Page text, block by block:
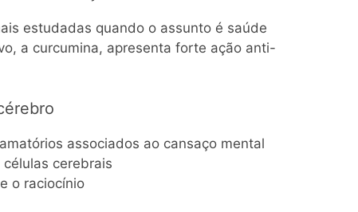
estudadas quando o assunto é saúde
a curcumina, apresenta forte ação anti-
associados ao cansaço mental
cerebrais
o raciocínio